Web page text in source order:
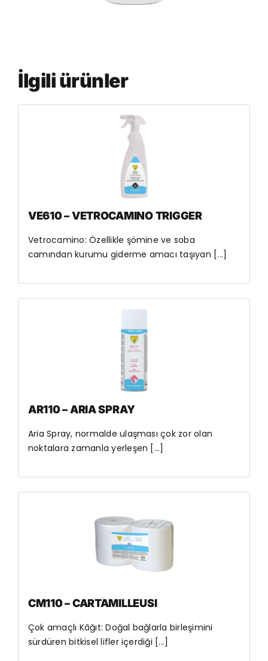
İlgili ürünler
VE610 – VETROCAMINO TRIGGER
Vetrocamino: Özellikle şömine ve soba
camından kurumu giderme amacı taşıyan [...]
AR110 – ARIA SPRAY
Aria Spray, normalde ulaşması çok zor olan
noktalara zamanla yerleşen [...]
CM110 – CARTAMILLEUSI
Çok amaçlı Kâğıt: Doğal bağlarla birleşimini
sürdüren bitkisel lifler içerdiği [...]